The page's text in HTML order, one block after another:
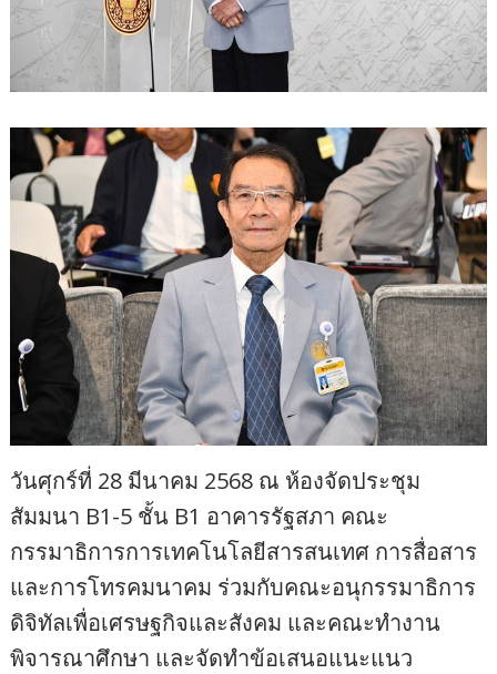
วันศุกร์ที่ 28 มีนาคม 2568 ณ ห้องจัดประชุม
สัมมนา B1-5 ชั้น B1 อาคารรัฐสภา คณะ
กรรมาธิการการเทคโนโลยีสารสนเทศ การสื่อสาร
และการโทรคมนาคม ร่วมกับคณะอนุกรรมาธิการ
ดิจิทัลเพื่อเศรษฐกิจและสังคม และคณะทำงาน
พิจารณาศึกษา และจัดทำข้อเสนอแนะแนว